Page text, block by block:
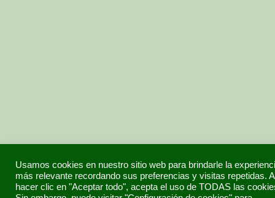
Usamos cookies en nuestro sitio web para brindarle la
más relevante recordando sus preferencias y visitas repetidas.
hacer clic en "Aceptar todo", acepta el uso de TODAS las